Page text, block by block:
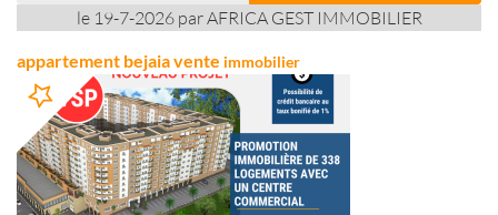
le 19-7-2026 par AFRICA GEST IMMOBILIER
appartement bejaia vente immobilier